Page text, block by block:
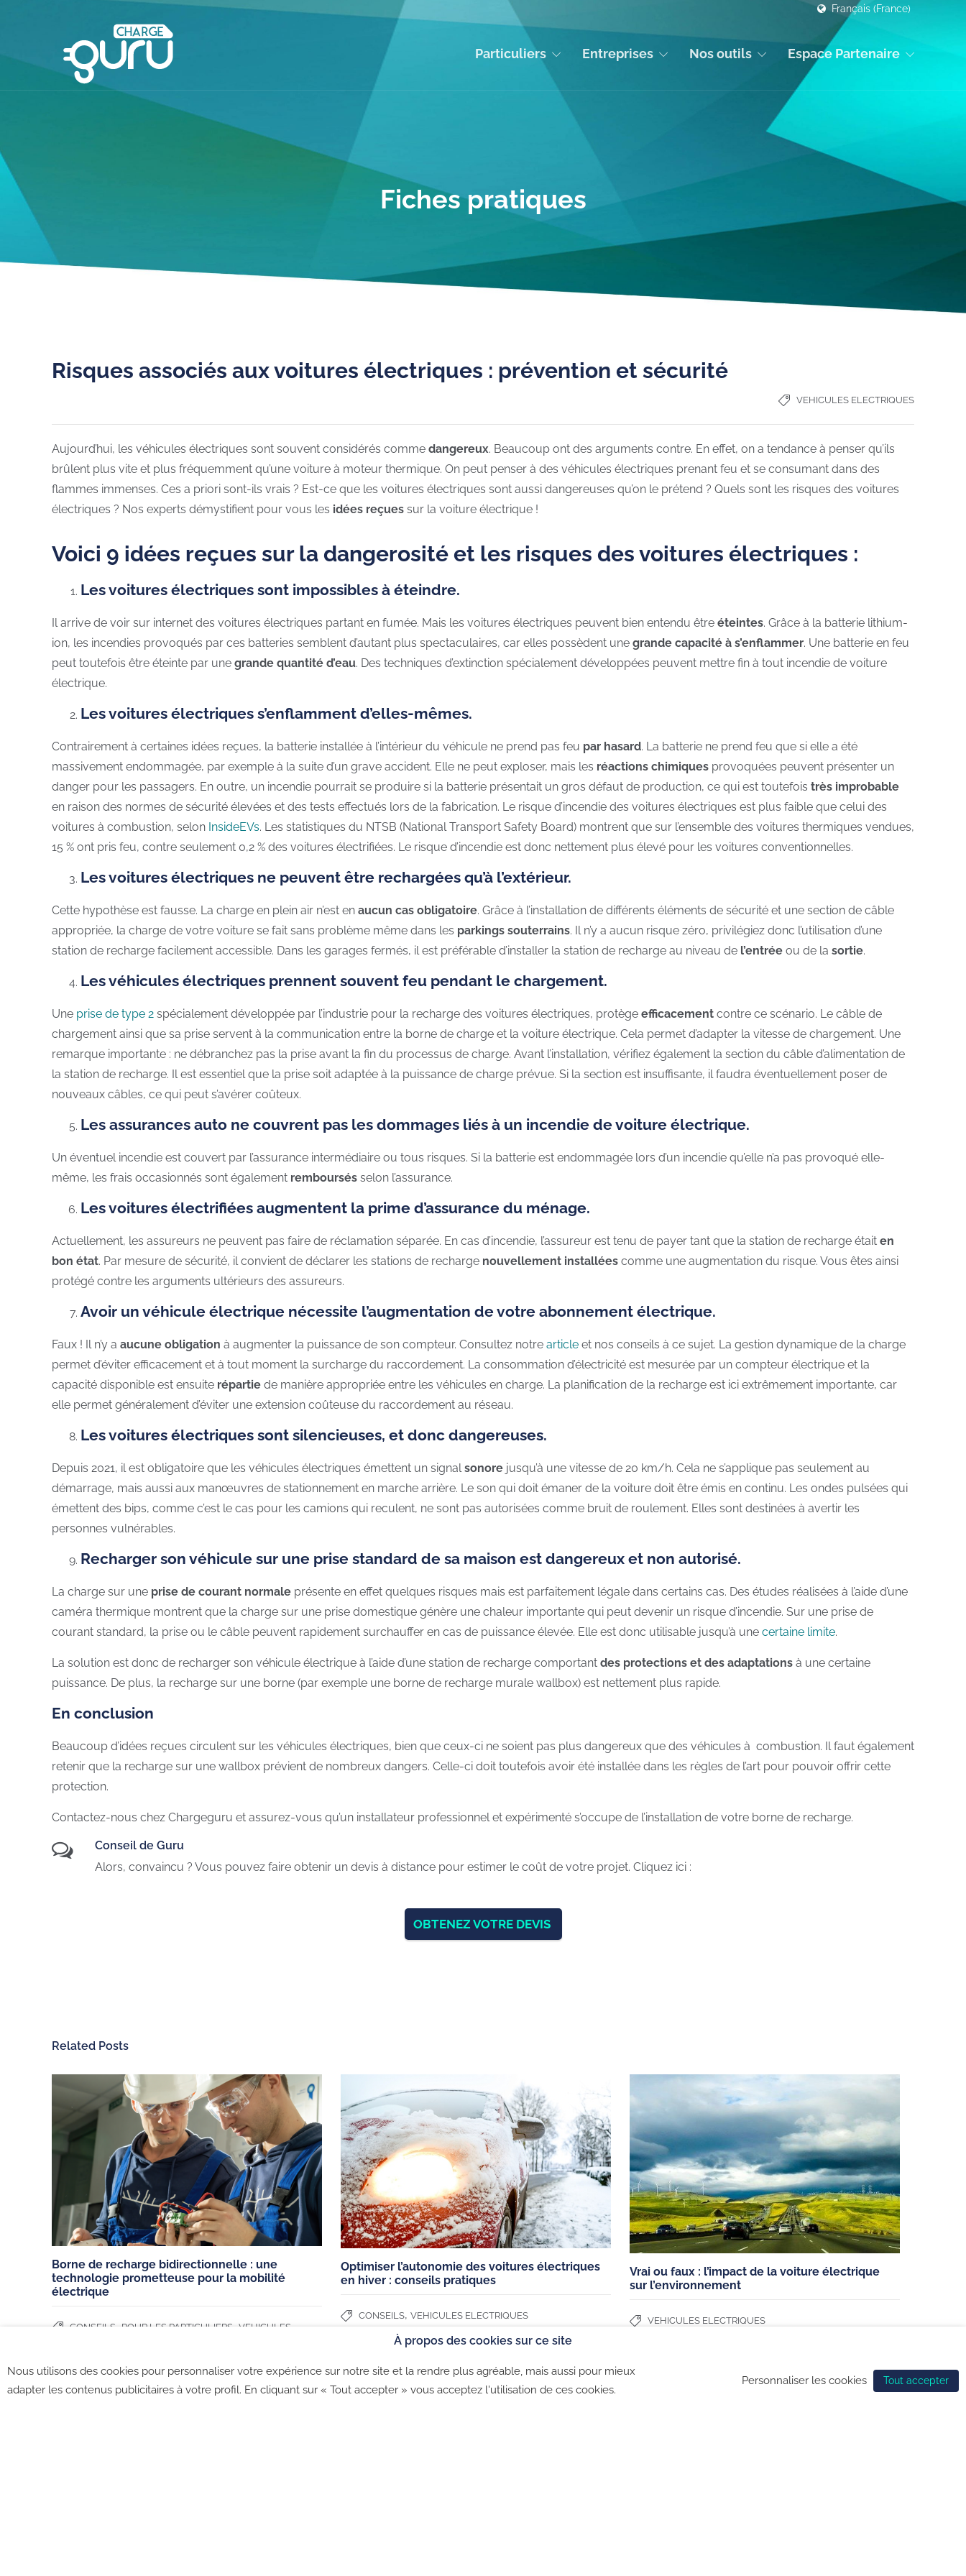
Français (France)
Particuliers Entreprises Nos outils Espace Partenaire
Fiches pratiques
Risques associés aux voitures électriques : prévention et sécurité
VEHICULES ELECTRIQUES
Aujourd’hui, les véhicules électriques sont souvent considérés comme dangereux. Beaucoup ont des arguments contre. En effet, on a tendance à penser qu’ils
brûlent plus vite et plus fréquemment qu’une voiture à moteur thermique. On peut penser à des véhicules électriques prenant feu et se consumant dans des
flammes immenses. Ces a priori sont-ils vrais ? Est-ce que les voitures électriques sont aussi dangereuses qu’on le prétend ? Quels sont les risques des voitures
électriques ? Nos experts démystifient pour vous les idées reçues sur la voiture électrique !
Voici 9 idées reçues sur la dangerosité et les risques des voitures électriques :
Les voitures électriques sont impossibles à éteindre.
Il arrive de voir sur internet des voitures électriques partant en fumée. Mais les voitures électriques peuvent bien entendu être éteintes. Grâce à la batterie lithium-
ion, les incendies provoqués par ces batteries semblent d’autant plus spectaculaires, car elles possèdent une grande capacité à s’enflammer. Une batterie en feu
peut toutefois être éteinte par une grande quantité d’eau. Des techniques d’extinction spécialement développées peuvent mettre fin à tout incendie de voiture
électrique.
Les voitures électriques s’enflamment d’elles-mêmes.
Contrairement à certaines idées reçues, la batterie installée à l’intérieur du véhicule ne prend pas feu par hasard. La batterie ne prend feu que si elle a été
massivement endommagée, par exemple à la suite d’un grave accident. Elle ne peut exploser, mais les réactions chimiques provoquées peuvent présenter un
danger pour les passagers. En outre, un incendie pourrait se produire si la batterie présentait un gros défaut de production, ce qui est toutefois très improbable
en raison des normes de sécurité élevées et des tests effectués lors de la fabrication. Le risque d’incendie des voitures électriques est plus faible que celui des
voitures à combustion, selon InsideEVs. Les statistiques du NTSB (National Transport Safety Board) montrent que sur l’ensemble des voitures thermiques vendues,
15 % ont pris feu, contre seulement 0,2 % des voitures électrifiées. Le risque d’incendie est donc nettement plus élevé pour les voitures conventionnelles.
Les voitures électriques ne peuvent être rechargées qu’à l’extérieur.
Cette hypothèse est fausse. La charge en plein air n’est en aucun cas obligatoire. Grâce à l’installation de différents éléments de sécurité et une section de câble
appropriée, la charge de votre voiture se fait sans problème même dans les parkings souterrains. Il n’y a aucun risque zéro, privilégiez donc l’utilisation d’une
station de recharge facilement accessible. Dans les garages fermés, il est préférable d’installer la station de recharge au niveau de l’entrée ou de la sortie.
Les véhicules électriques prennent souvent feu pendant le chargement.
Une prise de type 2 spécialement développée par l’industrie pour la recharge des voitures électriques, protège efficacement contre ce scénario. Le câble de
chargement ainsi que sa prise servent à la communication entre la borne de charge et la voiture électrique. Cela permet d’adapter la vitesse de chargement. Une
remarque importante : ne débranchez pas la prise avant la fin du processus de charge. Avant l’installation, vérifiez également la section du câble d’alimentation de
la station de recharge. Il est essentiel que la prise soit adaptée à la puissance de charge prévue. Si la section est insuffisante, il faudra éventuellement poser de
nouveaux câbles, ce qui peut s’avérer coûteux.
Les assurances auto ne couvrent pas les dommages liés à un incendie de voiture électrique.
Un éventuel incendie est couvert par l’assurance intermédiaire ou tous risques. Si la batterie est endommagée lors d’un incendie qu’elle n’a pas provoqué elle-
même, les frais occasionnés sont également remboursés selon l’assurance.
Les voitures électrifiées augmentent la prime d’assurance du ménage.
Actuellement, les assureurs ne peuvent pas faire de réclamation séparée. En cas d’incendie, l’assureur est tenu de payer tant que la station de recharge était en
bon état. Par mesure de sécurité, il convient de déclarer les stations de recharge nouvellement installées comme une augmentation du risque. Vous êtes ainsi
protégé contre les arguments ultérieurs des assureurs.
Avoir un véhicule électrique nécessite l’augmentation de votre abonnement électrique.
Faux ! Il n’y a aucune obligation à augmenter la puissance de son compteur. Consultez notre article et nos conseils à ce sujet. La gestion dynamique de la charge
permet d’éviter efficacement et à tout moment la surcharge du raccordement. La consommation d’électricité est mesurée par un compteur électrique et la
capacité disponible est ensuite répartie de manière appropriée entre les véhicules en charge. La planification de la recharge est ici extrêmement importante, car
elle permet généralement d’éviter une extension coûteuse du raccordement au réseau.
Les voitures électriques sont silencieuses, et donc dangereuses.
Depuis 2021, il est obligatoire que les véhicules électriques émettent un signalsonore jusqu’à une vitesse de 20 km/h. Cela ne s’applique pas seulement au
démarrage, mais aussi aux manœuvres de stationnement en marche arrière. Le son qui doit émaner de la voiture doit être émis en continu. Les ondes pulsées qui
émettent des bips, comme c’est le cas pour les camions qui reculent, ne sont pas autorisées comme bruit de roulement. Elles sont destinées à avertir les
personnes vulnérables.
Recharger son véhicule sur une prise standard de sa maison est dangereux et non autorisé.
La charge sur une prise de courant normale présente en effet quelques risques mais est parfaitement légale dans certains cas. Des études réalisées à l’aide d’une
caméra thermique montrent que la charge sur une prise domestique génère une chaleur importante qui peut devenir un risque d’incendie. Sur une prise de
courant standard, la prise ou le câble peuvent rapidement surchauffer en cas de puissance élevée. Elle est donc utilisable jusqu’à une certaine limite.
La solution est donc de recharger son véhicule électrique à l’aide d’une station de recharge comportant des protections et des adaptations à une certaine
puissance. De plus, la recharge sur une borne (par exemple une borne de recharge murale wallbox) est nettement plus rapide.
En conclusion
Beaucoup d’idées reçues circulent sur les véhicules électriques, bien que ceux-ci ne soient pas plus dangereux que des véhicules à combustion. Il faut également
retenir que la recharge sur une wallbox prévient de nombreux dangers. Celle-ci doit toutefois avoir été installée dans les règles de l’art pour pouvoir offrir cette
protection.
Contactez-nous chez Chargeguru et assurez-vous qu’un installateur professionnel et expérimenté s’occupe de l’installation de votre borne de recharge.
Conseil de Guru
Alors, convaincu ? Vous pouvez faire obtenir un devis à distance pour estimer le coût de votre projet. Cliquez ici :
OBTENEZ VOTRE DEVIS
Related Posts
Borne de recharge bidirectionnelle : une
technologie prometteuse pour la mobilité
électrique
CONSEILS POUR LES PARTICULIERS VEHICULES
Optimiser l’autonomie des voitures électriques
en hiver : conseils pratiques
CONSEILS, VEHICULES ELECTRIQUES
Vrai ou faux : l’impact de la voiture électrique
sur l’environnement
VEHICULES ELECTRIQUES
ChargeGuru
À propos de nous
Exercer mon droit de
rétractation
Nous recrutons
Nous contacter
Français (France)
Recharge électrique
Nos bornes de recharge
Véhicules 100% électrique
Véhicules hybrides
Utilitaires 100% électrique
Aides à la mobilité électrique
Qualité, Sécurité et
Environnement
Notre politique QSE
Nos études de cas
ChargeGuru est installateur
labéllisé
CGV B2C
CGU
Nos clients sont nos
meilleurs ambassadeurs
©2026 - CGU - CGV - Politique de confidentialité - Politique de gestion des cookies
À propos des cookies sur ce site
Nous utilisons des cookies pour personnaliser votre expérience sur notre site et la rendre plus agréable, mais aussi pour mieux
adapter les contenus publicitaires à votre profil. En cliquant sur « Tout accepter » vous acceptez l'utilisation de ces cookies.
Personnaliser les cookies Tout accepter